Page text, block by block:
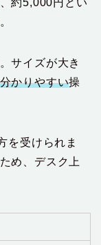
約5,000円とい
サイズが大き
かりやすい操
を受けられま
め、デスク上